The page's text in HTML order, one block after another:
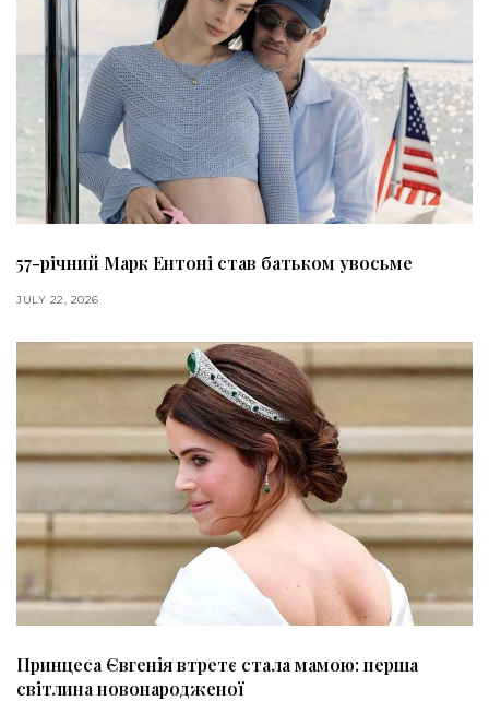
57-річний Марк Ентоні став батьком увосьме
JULY 22, 2026
Принцеса Євгенія втретє стала мамою: перша
світлина новонародженої